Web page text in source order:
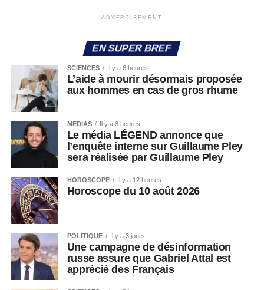
ADVERTISEMENT
EN SUPER BREF
SCIENCES Il y a 6 heures
L’aide à mourir désormais proposée
aux hommes en cas de gros rhume
MEDIAS Il y a 8 heures
Le média LÉGEND annonce que
l’enquête interne sur Guillaume Pley
sera réalisée par Guillaume Pley
HOROSCOPE Il y a 12 heures
Horoscope du 10 août 2026
POLITIQUE Il y a 3 jours
Une campagne de désinformation
russe assure que Gabriel Attal est
apprécié des Français